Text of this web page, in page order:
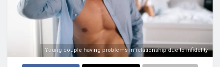
Young couple having problems in relationship due to infidelity